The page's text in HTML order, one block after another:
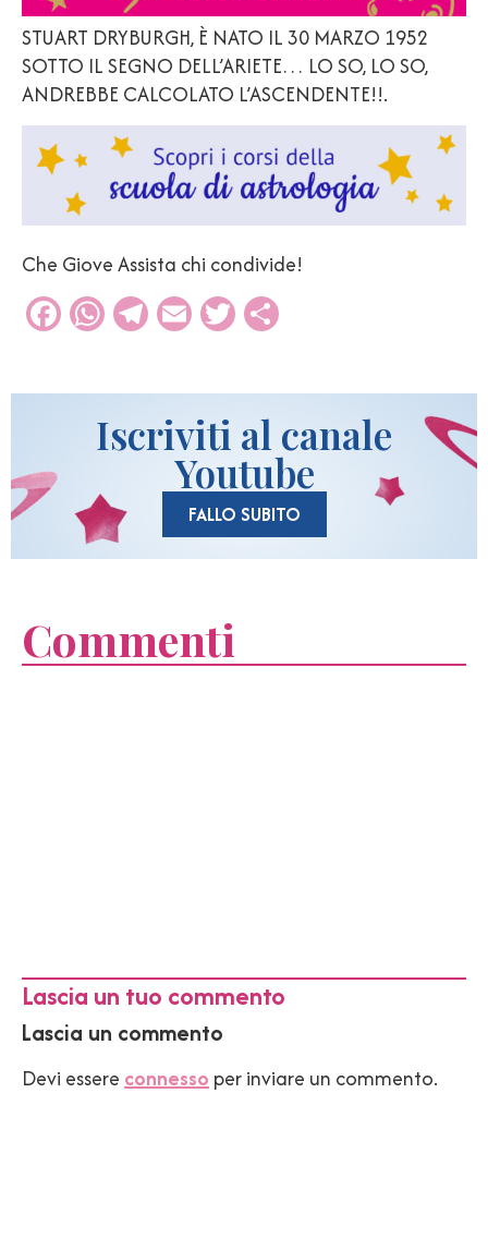
STUART DRYBURGH, È NATO IL 30 MARZO 1952
SOTTO IL SEGNO DELL’ARIETE… LO SO, LO SO,
ANDREBBE CALCOLATO L’ASCENDENTE!!.
Che Giove Assista chi condivide!
Facebook
WhatsApp
Telegram
EmailTwitter
Iscriviti al canale
Youtube
FALLO SUBITO
Commenti
Lascia un tuo commento
Lascia un commento
Devi essereconnessoper inviare un commento.